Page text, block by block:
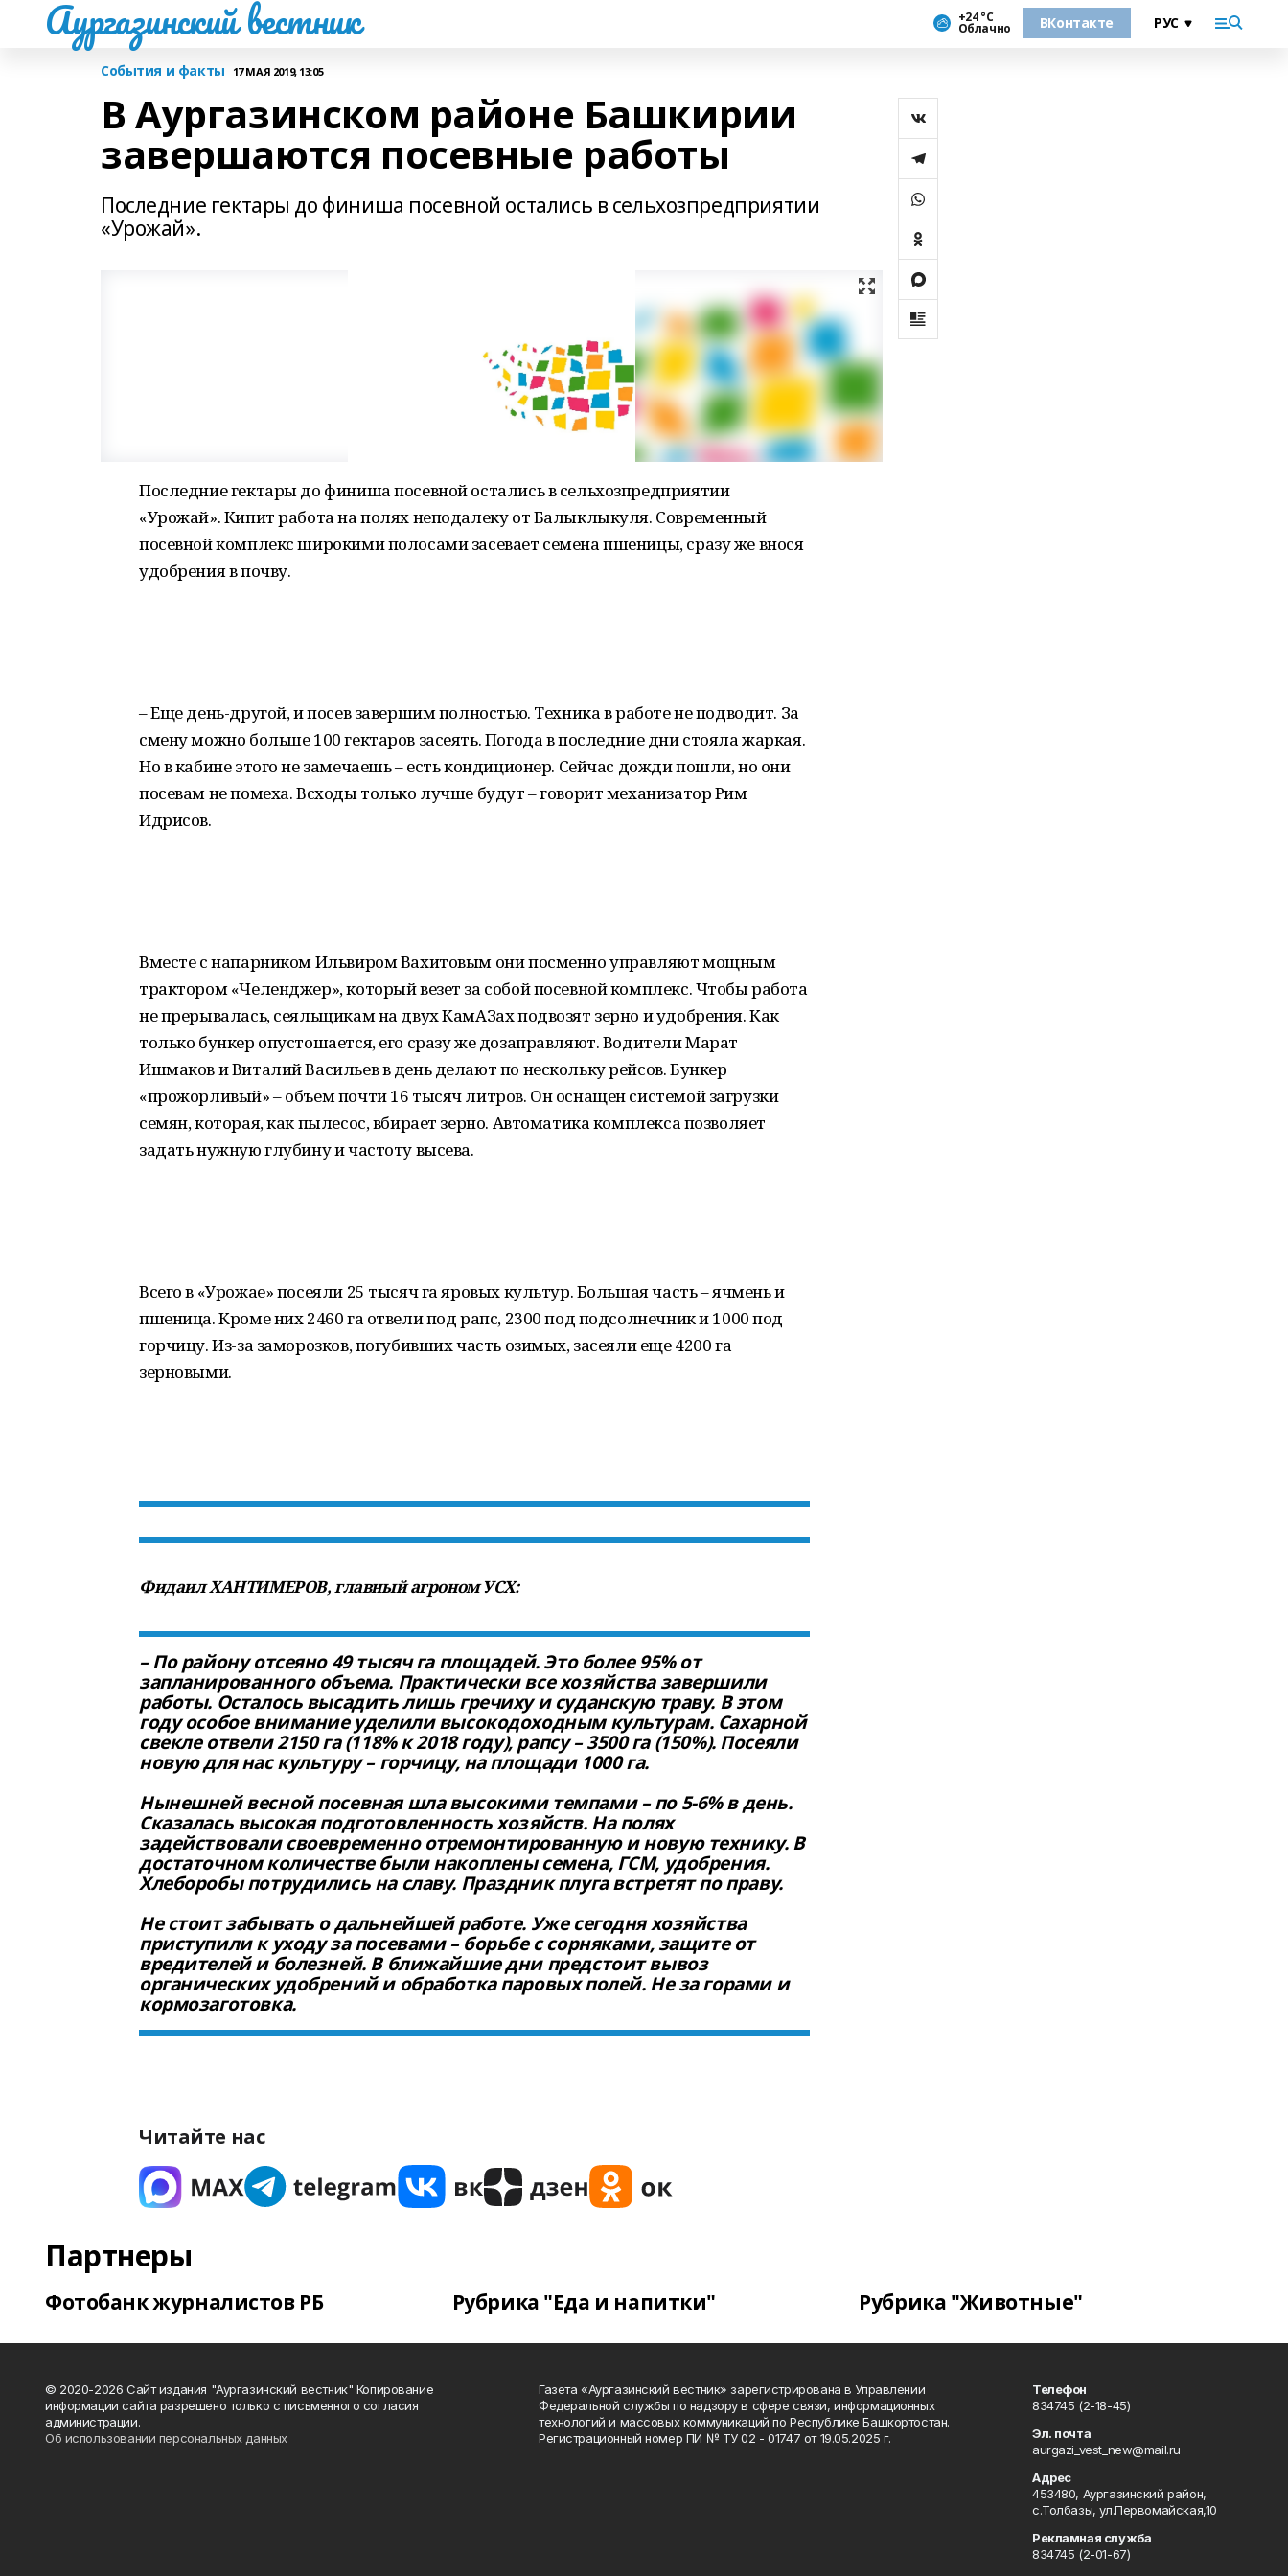
Аургазинский вестник +24 °С
Облачно ВКонтакте
События и факты 17 МАЯ 2019, 13:05
В Аургазинском районе Башкирии
завершаются посевные работы
Последние гектары до финиша посевной остались в сельхозпредприятии
«Урожай».
Последние гектары до финиша посевной остались в сельхозпредприятии
«Урожай». Кипит работа на полях неподалеку от Балыклыкуля. Современный
посевной комплекс широкими полосами засевает семена пшеницы, сразу же внося
удобрения в почву.
– Еще день-другой, и посев завершим полностью. Техника в работе не подводит. За
смену можно больше 100 гектаров засеять. Погода в последние дни стояла жаркая.
Но в кабине этого не замечаешь – есть кондиционер. Сейчас дожди пошли, но они
посевам не помеха. Всходы только лучше будут – говорит механизатор Рим
Идрисов.
Вместе с напарником Ильвиром Вахитовым они посменно управляют мощным
трактором «Челенджер», который везет за собой посевной комплекс. Чтобы работа
не прерывалась, сеяльщикам на двух КамАЗах подвозят зерно и удобрения. Как
только бункер опустошается, его сразу же дозаправляют. Водители Марат
Ишмаков и Виталий Васильев в день делают по нескольку рейсов. Бункер
«прожорливый» – объем почти 16 тысяч литров. Он оснащен системой загрузки
семян, которая, как пылесос, вбирает зерно. Автоматика комплекса позволяет
задать нужную глубину и частоту высева.
Всего в «Урожае» посеяли 25 тысяч га яровых культур. Большая часть – ячмень и
пшеница. Кроме них 2460 га отвели под рапс, 2300 под подсолнечник и 1000 под
горчицу. Из-за заморозков, погубивших часть озимых, засеяли еще 4200 га
зерновыми.
Фидаил ХАНТИМЕРОВ, главный агроном УСХ:
– По району отсеяно 49 тысяч га площадей. Это более 95% от
запланированного объема. Практически все хозяйства завершили
работы. Осталось высадить лишь гречиху и суданскую траву. В этом
году особое внимание уделили высокодоходным культурам. Сахарной
свекле отвели 2150 га (118% к 2018 году), рапсу – 3500 га (150%). Посеяли
новую для нас культуру – горчицу, на площади 1000 га.
Нынешней весной посевная шла высокими темпами – по 5-6% в день.
Сказалась высокая подготовленность хозяйств. На полях
задействовали своевременно отремонтированную и новую технику. В
достаточном количестве были накоплены семена, ГСМ, удобрения.
Хлеборобы потрудились на славу. Праздник плуга встретят по праву.
Не стоит забывать о дальнейшей работе. Уже сегодня хозяйства
приступили к уходу за посевами – борьбе с сорняками, защите от
вредителей и болезней. В ближайшие дни предстоит вывоз
органических удобрений и обработка паровых полей. Не за горами и
кормозаготовка.
Читайте нас
Партнеры
Фотобанк журналистов РБ Рубрика "Еда и напитки" Рубрика "Животные"
© 2020-2026 Сайт издания "Аургазинский вестник" Копирование
информации сайта разрешено только с письменного согласия
администрации.
Об использовании персональных данных
Газета «Аургазинский вестник» зарегистрирована в Управлении
Федеральной службы по надзору в сфере связи, информационных
технологий и массовых коммуникаций по Республике Башкортостан.
Регистрационный номер ПИ № ТУ 02 - 01747 от 19.05.2025 г.
Телефон
834745 (2-18-45)
Эл. почта
aurgazi_vest_new@mail.ru
Адрес
453480, Аургазинский район,
с.Толбазы, ул.Первомайская,10
Рекламная служба
834745 (2-01-67)